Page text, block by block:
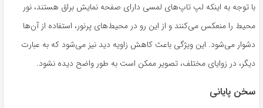
با توجه به اینکه لپ تاپ‌های لمسی دارای صفحه نمایش براق هستند، نور
محیط را منعکس می‌کنند و از این رو در محیط‌های پرنور، استفاده از آن‌ها
دشوار می‌شود. این ویژگی باعث کاهش زاویه دید نیز می‌شود که به عبارت
دیگر، در زوایای مختلف، تصویر ممکن است به طور واضح دیده نشود.
سخن پایانی